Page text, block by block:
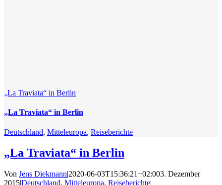
„La Traviata“ in Berlin
„La Traviata“ in Berlin
Deutschland, Mitteleuropa, Reiseberichte
„La Traviata“ in Berlin
Von Jens Diekmann|2020-06-03T15:36:21+02:003. Dezember
2015|Deutschland, Mitteleuropa, Reiseberichte|